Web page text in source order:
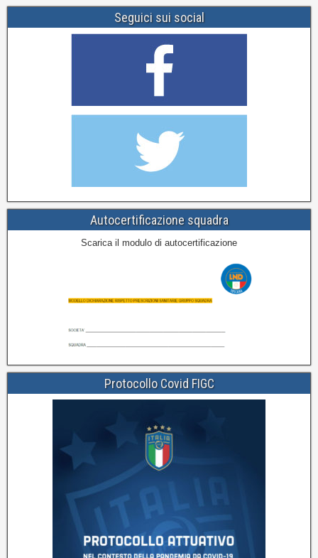
Seguici sui social
Autocertificazione squadra
Scarica il modulo di autocertificazione
Protocollo Covid FIGC